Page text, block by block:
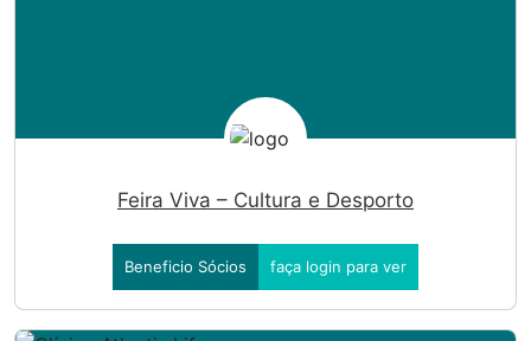
Feira Viva – Cultura e Desporto
Beneficio Sócios faça login para ver